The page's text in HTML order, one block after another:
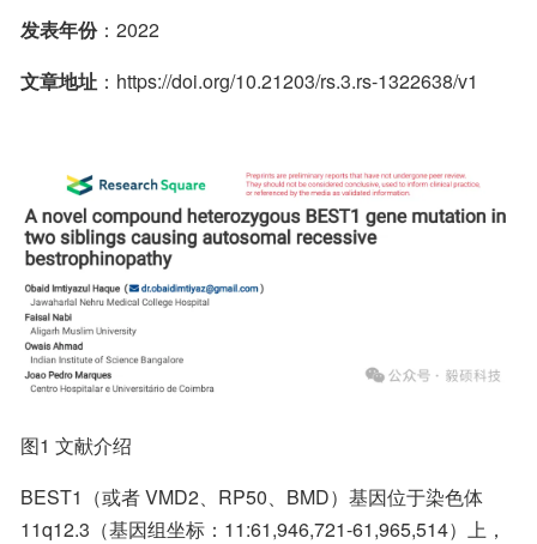
发表年份：2022
文章地址 ：https://doi.org/10.21203/rs.3.rs-1322638/v1
图1 文献介绍
BEST1（或者 VMD2、RP50、BMD）基因位于染色体
11q12.3（基因组坐标：11:61,946,721-61,965,514）上，